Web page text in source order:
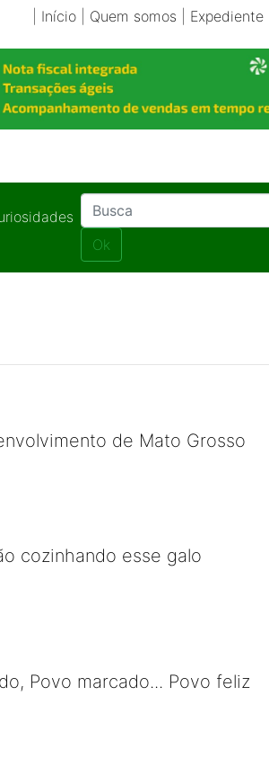
Início| Quem somos Expediente|
Ok
de Mato Grosso
cozinhando esse galo
Povo marcado... Povo feliz